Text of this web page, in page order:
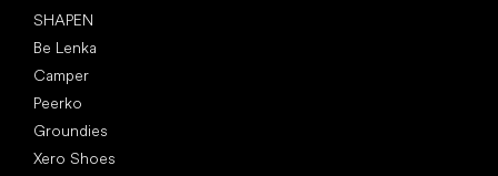
SHAPEN
Be Lenka
Camper
Peerko
Groundies
Xero Shoes